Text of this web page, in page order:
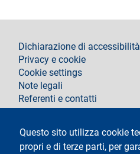
Questo sito utilizza cookie
propri e di terze parti, per
footer
Dichiarazione di accessibilità
Privacy e cookie
Cookie settings
Note legali
Referenti e contatti